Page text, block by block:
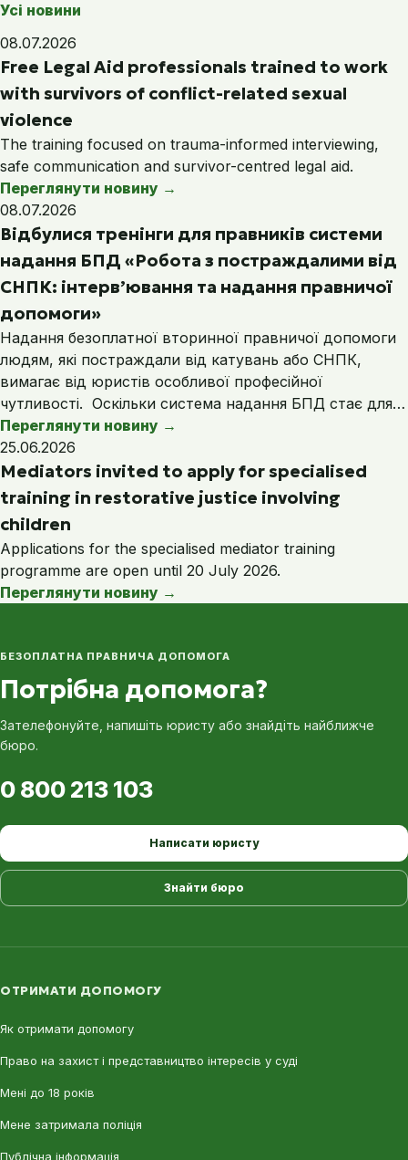
Усі новини
08.07.2026
Free Legal Aid professionals trained to work
with survivors of conflict-related sexual
violence
The training focused on trauma-informed interviewing,
safe communication and survivor-centred legal aid.
Переглянути новину →
08.07.2026
Відбулися тренінги для правників системи
надання БПД «Робота з постраждалими від
СНПК: інтерв’ювання та надання правничої
допомоги»
Надання безоплатної вторинної правничої допомоги
людям, які постраждали від катувань або СНПК,
вимагає від юристів особливої професійної
чутливості. Оскільки система надання БПД стає для…
Переглянути новину →
25.06.2026
Mediators invited to apply for specialised
training in restorative justice involving
children
Applications for the specialised mediator training
programme are open until 20 July 2026.
Переглянути новину →
БЕЗОПЛАТНА ПРАВНИЧА ДОПОМОГА
Потрібна допомога?
Зателефонуйте, напишіть юристу або знайдіть найближче
бюро.
0 800 213 103
Написати юристу
Знайти бюро
ОТРИМАТИ ДОПОМОГУ
Як отримати допомогу
Право на захист і представництво інтересів у суді
Мені до 18 років
Мене затримала поліція
Публічна інформація